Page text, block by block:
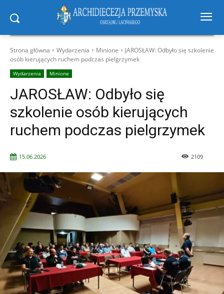
Strona główna Wydarzenia Minione
JAROSŁAW: Odbyło się szkolenie
osób kierujących ruchem podczas pielgrzymek
Wydarzenia Minione
JAROSŁAW: Odbyło się
szkolenie osób kierujących
ruchem podczas pielgrzymek
15.06.2026 2109